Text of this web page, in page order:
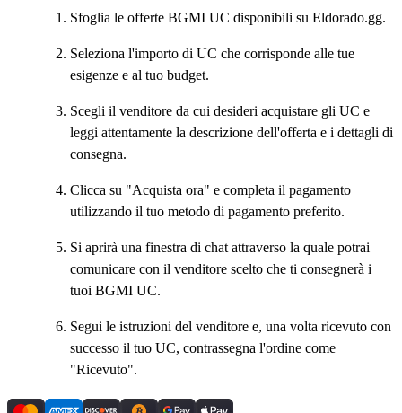
Sfoglia le offerte BGMI UC disponibili su Eldorado.gg.
Seleziona l'importo di UC che corrisponde alle tue
esigenze e al tuo budget.
Scegli il venditore da cui desideri acquistare gli UC e
leggi attentamente la descrizione dell'offerta e i dettagli di
consegna.
Clicca su "Acquista ora" e completa il pagamento
utilizzando il tuo metodo di pagamento preferito.
Si aprirà una finestra di chat attraverso la quale potrai
comunicare con il venditore scelto che ti consegnerà i
tuoi BGMI UC.
Segui le istruzioni del venditore e, una volta ricevuto con
successo il tuo UC, contrassegna l'ordine come
"Ricevuto".